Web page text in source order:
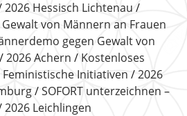
2026 Hessisch Lichtenau
von Männern an Frauen
gegen Gewalt von
2026 Achern
Kostenloses
Initiativen
2026
SOFORT unterzeichnen –
2026 Leichlingen